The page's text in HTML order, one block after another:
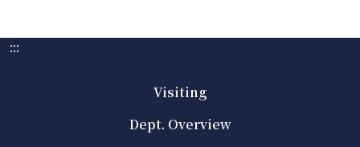
:::
Visiting
Dept. Overview